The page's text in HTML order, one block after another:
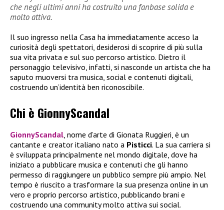
che negli ultimi anni ha costruito una fanbase solida e
molto attiva.
Il suo ingresso nella Casa ha immediatamente acceso la
curiosità degli spettatori, desiderosi di scoprire di più sulla
sua vita privata e sul suo percorso artistico. Dietro il
personaggio televisivo, infatti, si nasconde un artista che ha
saputo muoversi tra musica, social e contenuti digitali,
costruendo un’identità ben riconoscibile.
Chi è GionnyScandal
GionnyScandal , nome d’arte di Gionata Ruggieri, è un
cantante e creator italiano nato a Pisticci. La sua carriera si
è sviluppata principalmente nel mondo digitale, dove ha
iniziato a pubblicare musica e contenuti che gli hanno
permesso di raggiungere un pubblico sempre più ampio. Nel
tempo è riuscito a trasformare la sua presenza online in un
vero e proprio percorso artistico, pubblicando brani e
costruendo una community molto attiva sui social.